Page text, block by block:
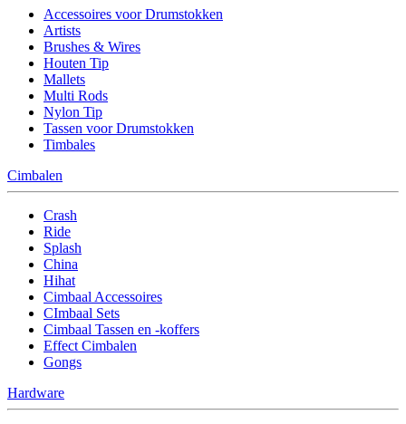
Accessoires voor Drumstokken
Artists
Brushes & Wires
Houten Tip
Mallets
Multi Rods
Nylon Tip
Tassen voor Drumstokken
Timbales
Cimbalen
Crash
Ride
Splash
China
Hihat
Cimbaal Accessoires
CImbaal Sets
Cimbaal Tassen en -koffers
Effect Cimbalen
Gongs
Hardware